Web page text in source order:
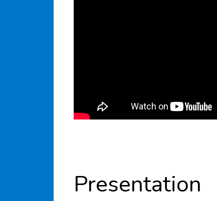
Presentation